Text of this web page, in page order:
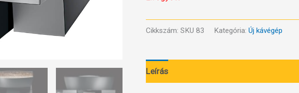
Cikkszám: SKU 83 Kategória: Új kávégép
Leírás